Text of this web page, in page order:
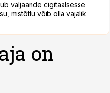
väljaande digitaalsesse
mistõttu võib olla vajalik
on